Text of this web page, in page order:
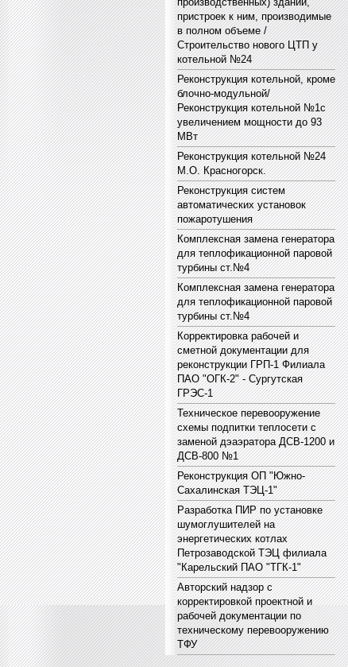
пристроек к ним, производимые
в полном объеме /
Строительство нового ЦТП у
котельной №24
Реконструкция котельной, кроме
блочно-модульной/
Реконструкция котельной №1с
увеличением мощности до 93
МВт
Реконструкция котельной №24
М.О. Красногорск.
Реконструкция систем
автоматических установок
пожаротушения
Комплексная замена генератора
для теплофикационной паровой
турбины ст.№4
Комплексная замена генератора
для теплофикационной паровой
турбины ст.№4
Корректировка рабочей и
сметной документации для
реконструкции ГРП-1 Филиала
ПАО "ОГК-2" - Сургутская
ГРЭС-1
Техническое перевооружение
схемы подпитки теплосети с
заменой дэаэратора ДСВ-1200 и
ДСВ-800 №1
Реконструкция ОП "Южно-
Сахалинская ТЭЦ-1"
Разработка ПИР по установке
шумоглушителей на
энергетических котлах
Петрозаводской ТЭЦ филиала
"Карельский ПАО "ТГК-1"
Авторский надзор с
корректировкой проектной и
рабочей документации по
техническому перевооружению
ТФУ